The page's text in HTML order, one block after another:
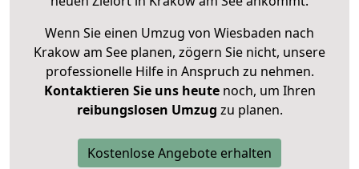
Wenn Sie einen Umzug von Wiesbaden nach
Krakow am See planen, zögern Sie nicht, unsere
professionelle Hilfe in Anspruch zu nehmen.
Kontaktieren Sie uns heutenoch, um Ihren
reibungslosen Umzug zu planen.
Kostenlose Angebote erhalten